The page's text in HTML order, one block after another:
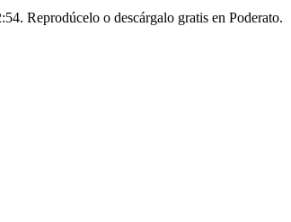
Reprodúcelo o descárgalo gratis en Poderato.